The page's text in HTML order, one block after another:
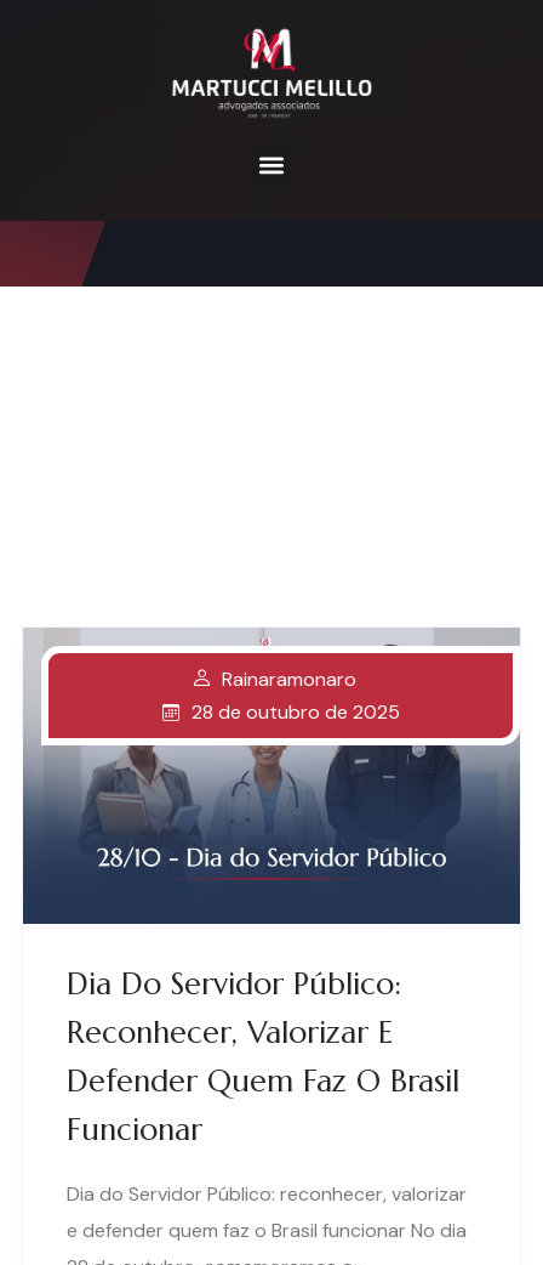
valorização do servi
dor
Dia Do Servidor Público:
Reconhecer, Valorizar E
Defender Quem Faz O Brasil
Funcionar
Rainaramonaro
28 de outubro de 2025
Dia do Servidor Público: reconhecer, valorizar
e defender quem faz o Brasil funcionar No dia